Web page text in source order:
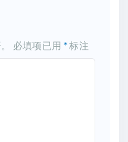
必填项已用 *标注